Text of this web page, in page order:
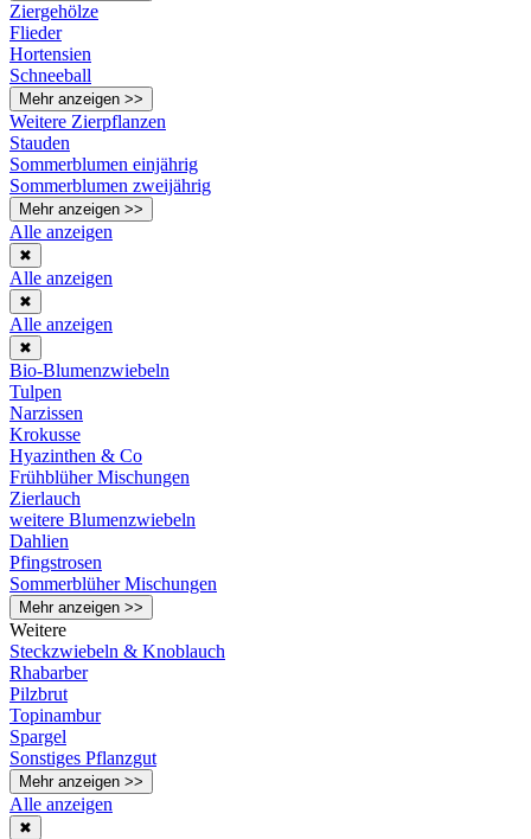
Ziergehölze
Flieder
Hortensien
Schneeball
Mehr anzeigen >>
Weitere Zierpflanzen
Stauden
Sommerblumen einjährig
Sommerblumen zweijährig
Mehr anzeigen >>
Alle anzeigen
✖
Alle anzeigen
✖
Alle anzeigen
✖
Bio-Blumenzwiebeln
Tulpen
Narzissen
Krokusse
Hyazinthen & Co
Frühblüher Mischungen
Zierlauch
weitere Blumenzwiebeln
Dahlien
Pfingstrosen
Sommerblüher Mischungen
Mehr anzeigen >>
Weitere
Steckzwiebeln & Knoblauch
Rhabarber
Pilzbrut
Topinambur
Spargel
Sonstiges Pflanzgut
Mehr anzeigen >>
Alle anzeigen
✖